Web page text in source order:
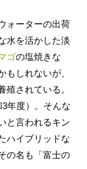
ォーターの出荷
水を活かした淡
ゴの塩焼きな
もしれないが、
殖されている。
年度）。そんな
と言われるキン
ハイブリッドな
の名も「富士の